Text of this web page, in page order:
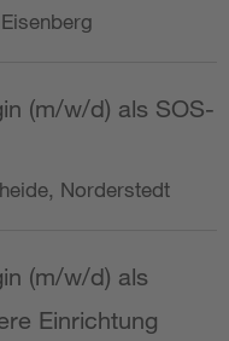
(m/w/d) als SOS-
Norderstedt
(m/w/d) als
Einrichtung